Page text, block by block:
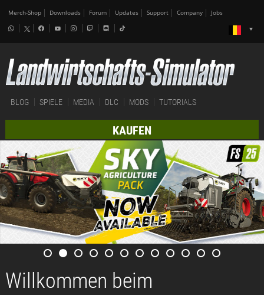
Merch-Shop Downloads Forum Updates Support Company Jobs
BLOG SPIELE MEDIA DLC MODS TUTORIALS
KAUFEN
Willkommen beim